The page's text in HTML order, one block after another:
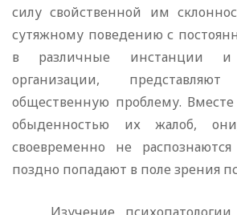
силу свойственной им
сутяжному поведению с
в различ­ные инстанции и
организации,
общественную проблему.
обыденностью их жалоб,
своевременно не
поздно попадают в поле зрения